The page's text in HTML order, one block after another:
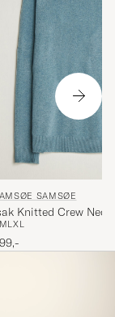
SAMSØE
Knitted Crew
MLXL